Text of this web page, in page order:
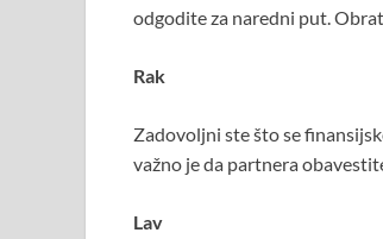
odgodite za naredni put.
Rak
Zadovoljni ste što se
važno je da partnera
Lav